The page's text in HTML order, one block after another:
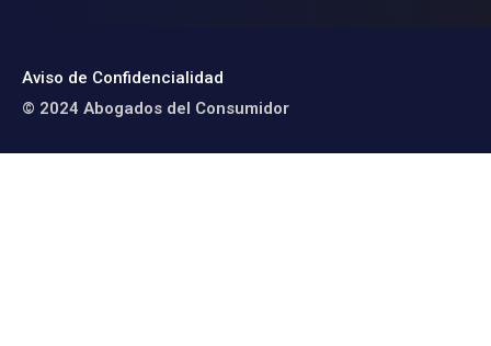
Aviso de Confidencialidad
© 2024 Abogados del Consumidor